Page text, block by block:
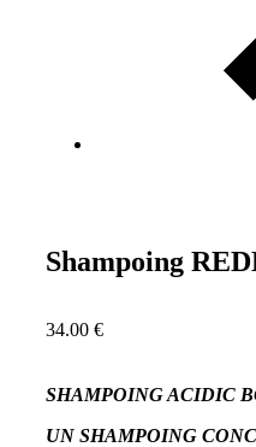
Shampoing
34.00 €
SHAMPOING ACIDIC
UN SHAMPOING